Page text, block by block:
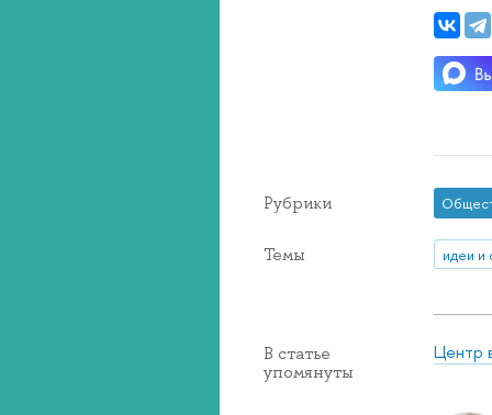
Рубрики
Темы идеи и
В статье
упомянуты
Центр